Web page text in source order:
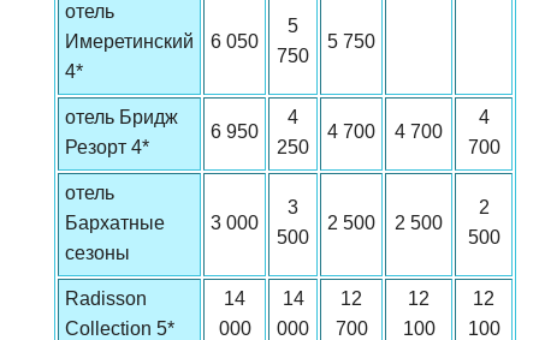
отель
Имеретинский
4*
6 050
5
750
5 750
отель Бридж
Резорт 4*
6 950
4
250
4 700 4 700
4
700
отель
Бархатные
сезоны
3 000
3
500
2 500 2 500
2
500
Radisson
Collection 5*
14
000
14
000
12
700
12
100
12
100